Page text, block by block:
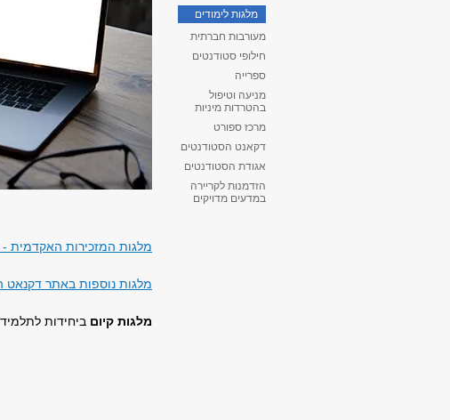
מלגות לימודים
מעורבות חברתית
חילופי סטודנטים
ספרייה
מניעה וטיפול
בהטרדות מיניות
מרכז ספורט
דקאנט הסטודנטים
אגודת הסטודנטים
הזדמנות לקריירה
במדעים מדויקים
מלגות המזכירות האקדמית -
מלגות נוספות באתר דקנאט
מלגות קיום ביחידות